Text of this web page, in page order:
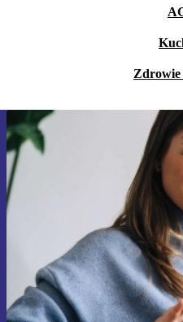
Zapisz się na
Nie przegap
Informacje na temat używania
naszej
Polityce prywatności